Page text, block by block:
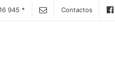
945 * Contactos